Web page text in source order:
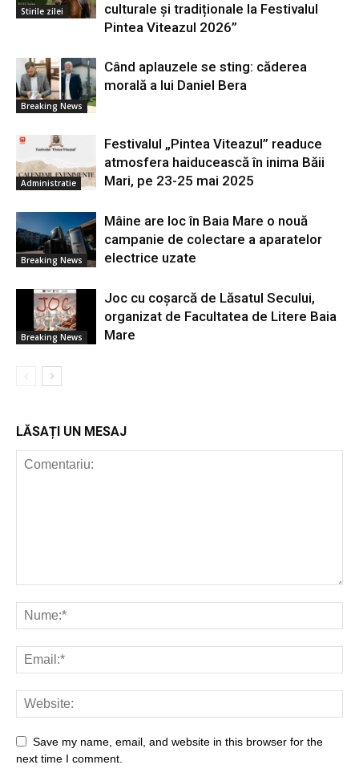
Stirile zilei
culturale și tradiționale la Festivalul
Pintea Viteazul 2026”
Breaking News
Când aplauzele se sting: căderea
morală a lui Daniel Bera
Administratie
Festivalul „Pintea Viteazul” readuce
atmosfera haiducească în inima Băii
Mari, pe 23-25 mai 2025
Breaking News
Mâine are loc în Baia Mare o nouă
campanie de colectare a aparatelor
electrice uzate
Breaking News
Joc cu coșarcă de Lăsatul Secului,
organizat de Facultatea de Litere Baia
Mare
LĂSAȚI UN MESAJ
Save my name, email, and website in this browser for the
next time I comment.